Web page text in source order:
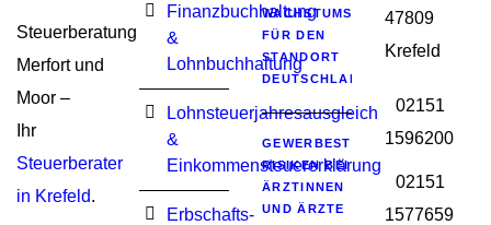
Steuerberatung
Merfort und
Moor –
Ihr
Steuerberater
in Krefeld.
Finanzbuchhaltung
&
Lohnbuchhaltung
Lohnsteuerjahresausgleich
&
Einkommensteuererklärung
Erbschafts-
WACHSTUMSIMPULSE
FÜR DEN
STANDORT
DEUTSCHLAND
GEWERBESTEUERLICHE
RISIKEN BEI
ÄRZTINNEN
UND ÄRZTE
47809
Krefeld
02151
1596200
02151
1577659